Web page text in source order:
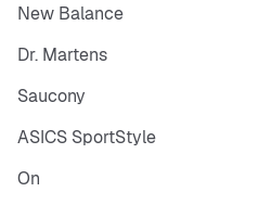
New Balance
Dr. Martens
Saucony
ASICS SportStyle
On